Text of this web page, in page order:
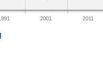
2001 2011